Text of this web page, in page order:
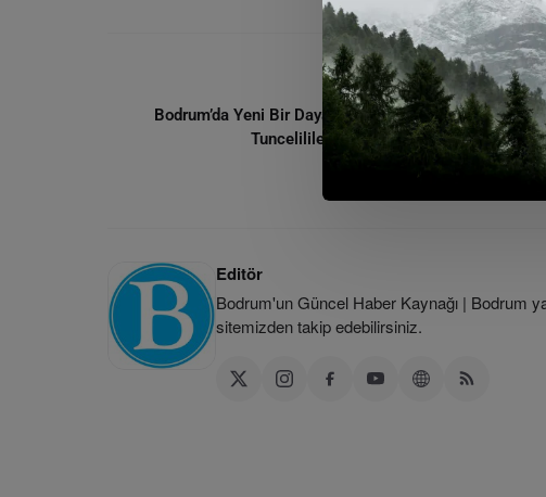
ÖNCEKI MAKALE
Bodrum’da Yeni Bir Dayanışma Köprüsü: Bodrum
Tuncelililer Dayanışma Derneği K...
Editör
Bodrum'un Güncel Haber Kaynağı | Bodrum
sitemizden takip edebilirsiniz.